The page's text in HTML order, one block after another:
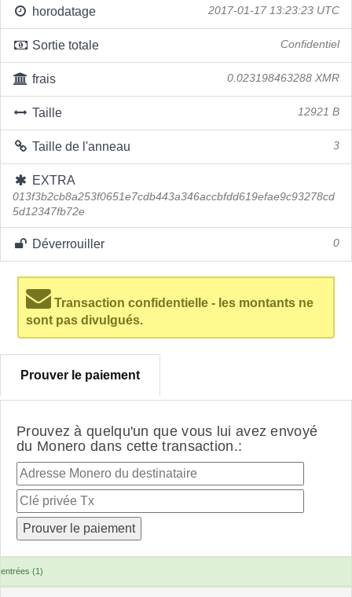
horodatage 2017-01-17 13:23:23 UTC
Sortie totale Confidentiel
frais 0.023198463288 XMR
Taille 12921 B
Taille de l'anneau 3
EXTRA
013f3b2cb8a253f0651e7cdb443a346accbfdd619efae9c93278cd
5d12347fb72e
Déverrouiller 0
Transaction confidentielle - les montants ne
sont pas divulgués.
Prouver le paiement
Prouvez à quelqu'un que vous lui avez envoyé
du Monero dans cette transaction.:
entrées (1)